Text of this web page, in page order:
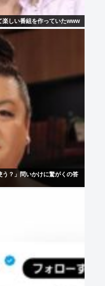
楽しい番組を作っていたwww
？」問いかけに驚がくの答